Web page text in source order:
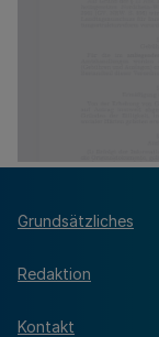
Grundsätzliches
Redaktion
Kontakt